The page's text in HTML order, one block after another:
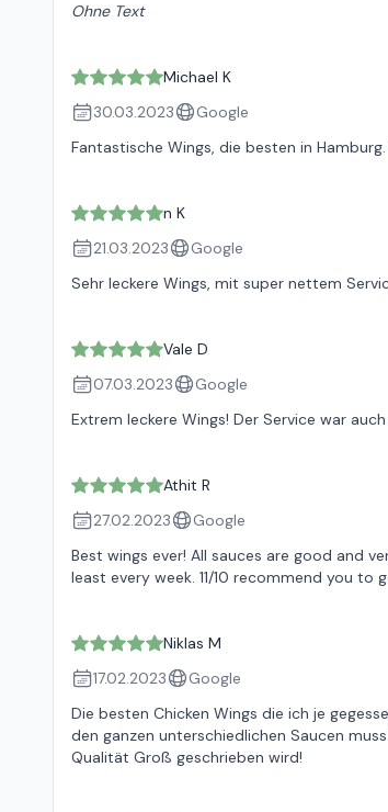
Ohne Text
Michael K
30.03.2023
Google
Fantastische Wings, die besten in
n K
21.03.2023
Google
Sehr leckere Wings, mit super nettem
Vale D
07.03.2023
Google
Extrem leckere Wings! Der Service war
Athit R
27.02.2023
Google
Best wings ever! All sauces are good and
least every week. 11/10 recommend you to
Niklas M
17.02.2023
Google
Die besten Chicken Wings die ich je
den ganzen unterschiedlichen Saucen
Qualität Groß geschrieben wird!